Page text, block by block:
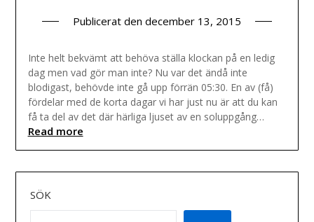
Publicerat den december 13, 2015
Inte helt bekvämt att behöva ställa klockan på en ledig
dag men vad gör man inte? Nu var det ändå inte
blodigast, behövde inte gå upp förrän 05:30. En av (få)
fördelar med de korta dagar vi har just nu är att du kan
få ta del av det där härliga ljuset av en soluppgång…
Read more
SÖK